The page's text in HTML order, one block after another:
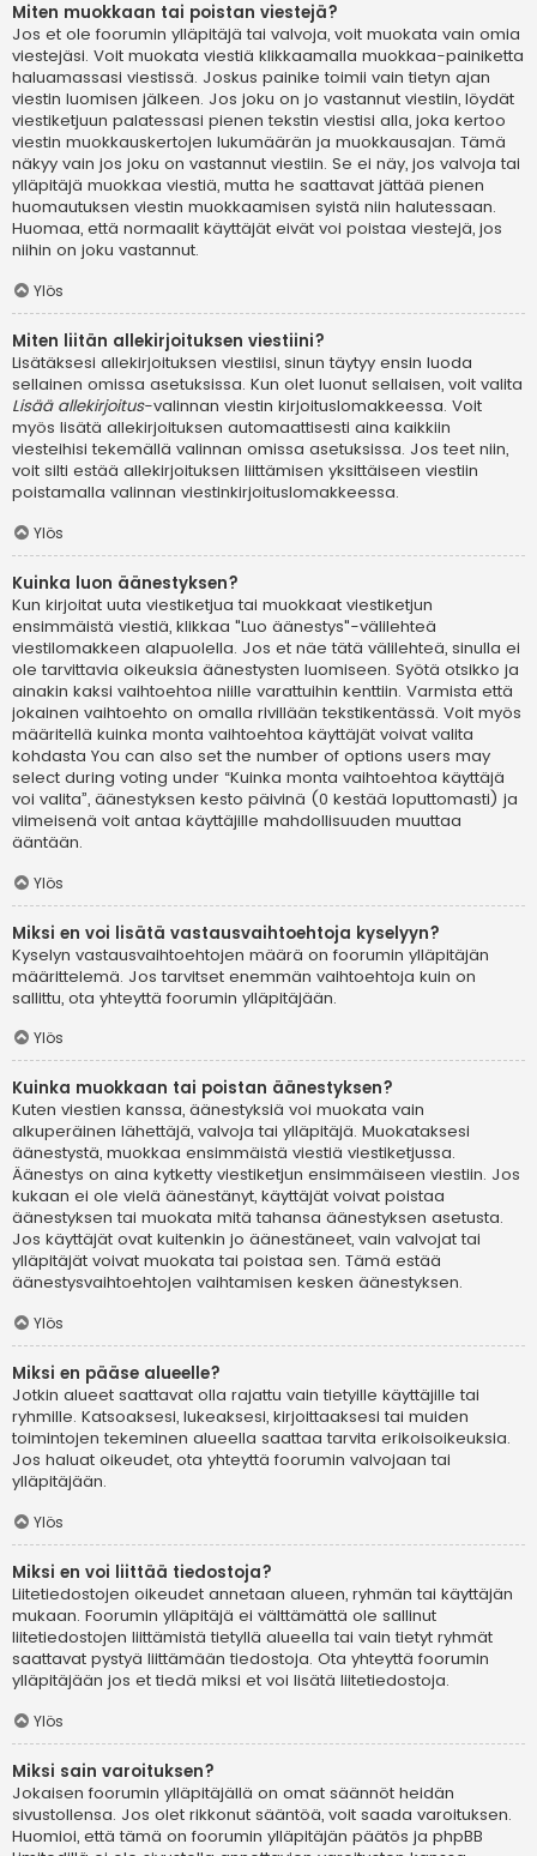
Miten muokkaan tai poistan viestejä?
Jos et ole foorumin ylläpitäjä tai valvoja, voit muokata vain omia
viestejäsi. Voit muokata viestiä klikkaamalla muokkaa-painiketta
haluamassasi viestissä. Joskus painike toimii vain tietyn ajan
viestin luomisen jälkeen. Jos joku on jo vastannut viestiin, löydät
viestiketjuun palatessasi pienen tekstin viestisi alla, joka kertoo
viestin muokkauskertojen lukumäärän ja muokkausajan. Tämä
näkyy vain jos joku on vastannut viestiin. Se ei näy, jos valvoja tai
ylläpitäjä muokkaa viestiä, mutta he saattavat jättää pienen
huomautuksen viestin muokkaamisen syistä niin halutessaan.
Huomaa, että normaalit käyttäjät eivät voi poistaa viestejä, jos
niihin on joku vastannut.
Ylös
Miten liitän allekirjoituksen viestiini?
Lisätäksesi allekirjoituksen viestiisi, sinun täytyy ensin luoda
sellainen omissa asetuksissa. Kun olet luonut sellaisen, voit valita
Lisää allekirjoitus-valinnan viestin kirjoituslomakkeessa. Voit
myös lisätä allekirjoituksen automaattisesti aina kaikkiin
viesteihisi tekemällä valinnan omissa asetuksissa. Jos teet niin,
voit silti estää allekirjoituksen liittämisen yksittäiseen viestiin
poistamalla valinnan viestinkirjoituslomakkeessa.
Ylös
Kuinka luon äänestyksen?
Kun kirjoitat uuta viestiketjua tai muokkaat viestiketjun
ensimmäistä viestiä, klikkaa "Luo äänestys"-välilehteä
viestilomakkeen alapuolella. Jos et näe tätä välilehteä, sinulla ei
ole tarvittavia oikeuksia äänestysten luomiseen. Syötä otsikko ja
ainakin kaksi vaihtoehtoa niille varattuihin kenttiin. Varmista että
jokainen vaihtoehto on omalla rivillään tekstikentässä. Voit myös
määritellä kuinka monta vaihtoehtoa käyttäjät voivat valita
kohdasta You can also set the number of options users may
select during voting under “Kuinka monta vaihtoehtoa käyttäjä
voi valita”, äänestyksen kesto päivinä (0 kestää loputtomasti) ja
viimeisenä voit antaa käyttäjille mahdollisuuden muuttaa
ääntään.
Ylös
Miksi en voi lisätä vastausvaihtoehtoja kyselyyn?
Kyselyn vastausvaihtoehtojen määrä on foorumin ylläpitäjän
määrittelemä. Jos tarvitset enemmän vaihtoehtoja kuin on
sallittu, ota yhteyttä foorumin ylläpitäjään.
Ylös
Kuinka muokkaan tai poistan äänestyksen?
Kuten viestien kanssa, äänestyksiä voi muokata vain
alkuperäinen lähettäjä, valvoja tai ylläpitäjä. Muokataksesi
äänestystä, muokkaa ensimmäistä viestiä viestiketjussa.
Äänestys on aina kytketty viestiketjun ensimmäiseen viestiin. Jos
kukaan ei ole vielä äänestänyt, käyttäjät voivat poistaa
äänestyksen tai muokata mitä tahansa äänestyksen asetusta.
Jos käyttäjät ovat kuitenkin jo äänestäneet, vain valvojat tai
ylläpitäjät voivat muokata tai poistaa sen. Tämä estää
äänestysvaihtoehtojen vaihtamisen kesken äänestyksen.
Ylös
Miksi en pääse alueelle?
Jotkin alueet saattavat olla rajattu vain tietyille käyttäjille tai
ryhmille. Katsoaksesi, lukeaksesi, kirjoittaaksesi tai muiden
toimintojen tekeminen alueella saattaa tarvita erikoisoikeuksia.
Jos haluat oikeudet, ota yhteyttä foorumin valvojaan tai
ylläpitäjään.
Ylös
Miksi en voi liittää tiedostoja?
Liitetiedostojen oikeudet annetaan alueen, ryhmän tai käyttäjän
mukaan. Foorumin ylläpitäjä ei välttämättä ole sallinut
liitetiedostojen liittämistä tietyllä alueella tai vain tietyt ryhmät
saattavat pystyä liittämään tiedostoja. Ota yhteyttä foorumin
ylläpitäjään jos et tiedä miksi et voi lisätä liitetiedostoja.
Ylös
Miksi sain varoituksen?
Jokaisen foorumin ylläpitäjällä on omat säännöt heidän
sivustollensa. Jos olet rikkonut sääntöä, voit saada varoituksen.
Huomioi, että tämä on foorumin ylläpitäjän päätös ja phpBB